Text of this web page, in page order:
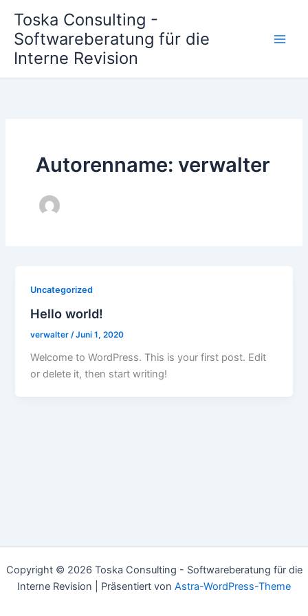
Inhalt
springen
Toska Consulting -
Softwareberatung für die
Interne Revision
Autorenname: verwalter
Uncategorized
Hello world!
verwalter /Juni 1, 2020
Welcome to WordPress. This is your first post. Edit
or delete it, then start writing!
Copyright © 2026 Toska Consulting - Softwareberatung für die
Interne Revision | Präsentiert von Astra-WordPress-Theme